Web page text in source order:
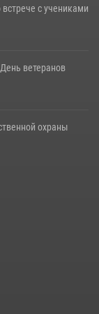
с учениками
ветеранов
охраны